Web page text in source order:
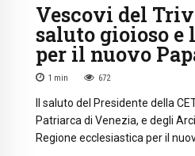
Vescovi del
saluto gioioso e
per il nuovo
1 min 672
Il saluto del Presidente della
Patriarca di Venezia, e degli
Regione ecclesiastica per il